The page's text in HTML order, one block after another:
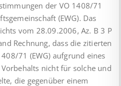
der VO 1408/71
(EWG). Das
vom 28.09.2006, Az. B 3 P
Rechnung, dass die zitierten
71 (EWG) aufgrund eines
nicht für solche und
die gegenüber einem